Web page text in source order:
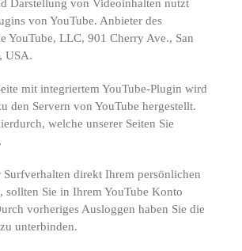
Darstellung von Videoinhalten nutzt
von YouTube. Anbieter des
YouTube, LLC, 901 Cherry Ave., San
USA.
mit integriertem YouTube-Plugin wird
den Servern von YouTube hergestellt.
welche unserer Seiten Sie
direkt Ihrem persönlichen
sollten Sie in Ihrem YouTube Konto
vorheriges Ausloggen haben Sie die
unterbinden.